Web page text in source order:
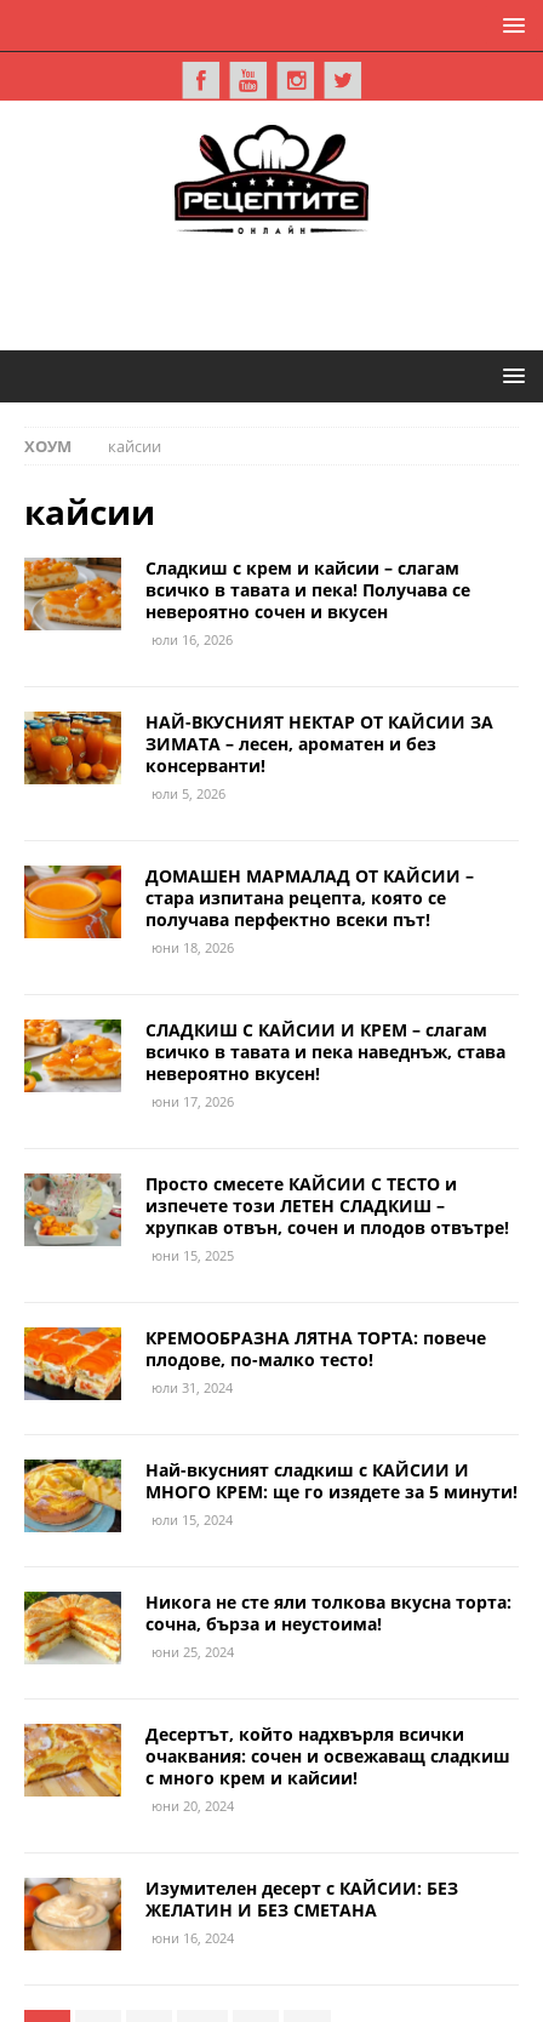
ХОУМ кайсии
кайсии
Сладкиш с крем и кайсии – слагам
всичко в тавата и пека! Получава се
невероятно сочен и вкусен
юли 16, 2026
НАЙ-ВКУСНИЯТ НЕКТАР ОТ КАЙСИИ ЗА
ЗИМАТА – лесен, ароматен и без
консерванти!
юли 5, 2026
ДОМАШЕН МАРМАЛАД ОТ КАЙСИИ –
стара изпитана рецепта, която се
получава перфектно всеки път!
юни 18, 2026
СЛАДКИШ С КАЙСИИ И КРЕМ – слагам
всичко в тавата и пека наведнъж, става
невероятно вкусен!
юни 17, 2026
Просто смесете КАЙСИИ С ТЕСТО и
изпечете този ЛЕТЕН СЛАДКИШ –
хрупкав отвън, сочен и плодов отвътре!
юни 15, 2025
КРЕМООБРАЗНА ЛЯТНА ТОРТА: повече
плодове, по-малко тесто!
юли 31, 2024
Най-вкусният сладкиш с КАЙСИИ И
МНОГО КРЕМ: ще го изядете за 5 минути!
юли 15, 2024
Никога не сте яли толкова вкусна торта:
сочна, бърза и неустоима!
юни 25, 2024
Десертът, който надхвърля всички
очаквания: сочен и освежаващ сладкиш
с много крем и кайсии!
юни 20, 2024
Изумителен десерт с КАЙСИИ: БЕЗ
ЖЕЛАТИН И БЕЗ СМЕТАНА
юни 16, 2024